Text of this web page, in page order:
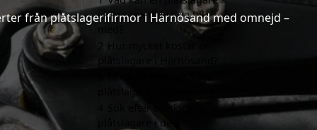
från plåtslagerifirmor i Härnösand med omnejd –
i Härnösand hjälpa till
Hur mycket kostar en
plåtslagare i Härnösand
Sök efter en skicklig
plåtslagare i de